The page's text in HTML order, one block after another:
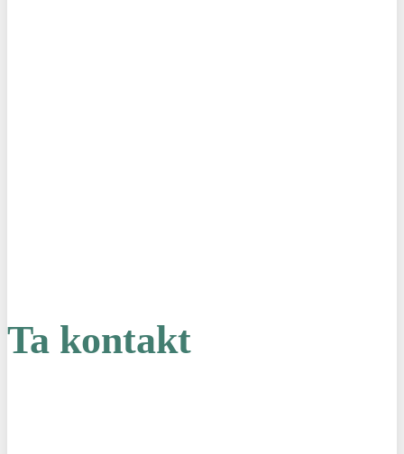
Ta kontakt